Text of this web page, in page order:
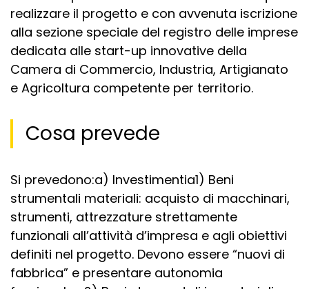
realizzare il progetto e con avvenuta iscrizione
alla sezione speciale del registro delle imprese
dedicata alle start-up innovative della
Camera di Commercio, Industria, Artigianato
e Agricoltura competente per territorio.
Cosa prevede
Si prevedono:a) Investimentia1) Beni
strumentali materiali: acquisto di macchinari,
strumenti, attrezzature strettamente
funzionali all’attività d’impresa e agli obiettivi
definiti nel progetto. Devono essere “nuovi di
fabbrica” e presentare autonomia